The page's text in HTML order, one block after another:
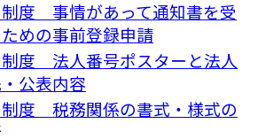
度 事情があって通知書を受
めの事前登録申請
度 法人番号ポスターと法人
公表内容
度 税務関係の書式・様式の